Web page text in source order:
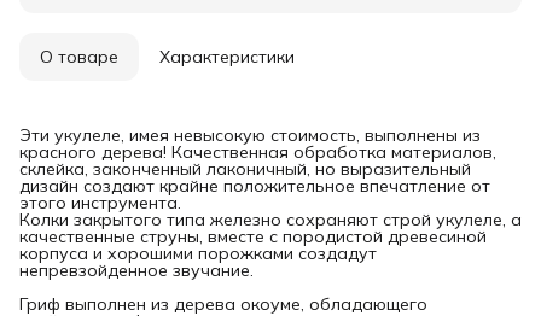
О товаре Характеристики
Эти укулеле, имея невысокую стоимость, выполнены из
красного дерева! Качественная обработка материалов,
склейка, законченный лаконичный, но выразительный
дизайн создают крайне положительное впечатление от
этого инструмента.
Колки закрытого типа железно сохраняют строй укулеле, а
качественные струны, вместе с породистой древесиной
корпуса и хорошими порожками создадут
непревзойденное звучание.
Гриф выполнен из дерева окоуме, обладающего